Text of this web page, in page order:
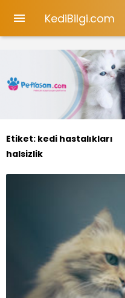
 KediBilgi.com
Etiket: kedi hastalıkları
halsizlik